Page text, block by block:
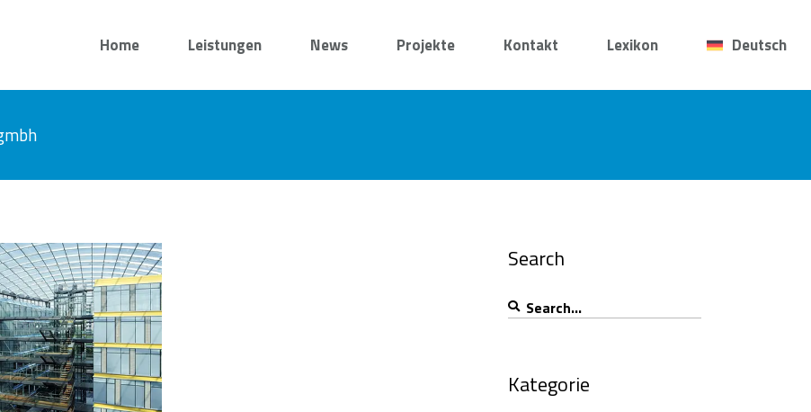
Home Leistungen News Projekte Kontakt Lexikon Deutsch
Search
Search
for:
Kategorie